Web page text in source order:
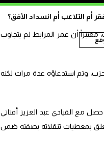
أم التلاعب أم انسداد الأفق؟
معتبراً أن عمر المرابط لم يتجاوب
وتم استدعاؤه عدة مرات لكنه
مع القيادي عبد العزيز أفتاتي
بمعطيات تنقلاته بصفته ضمن